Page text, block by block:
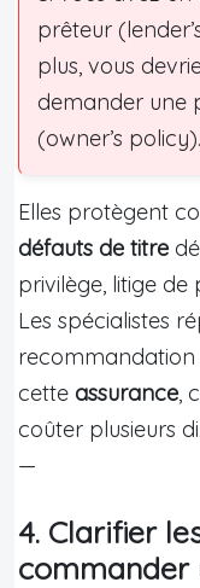
prêteur
plus, vous
demander une
(owner’s policy).
Elles protègent
défauts de titre
privilège, litige de
Les spécialistes
recommandation
cette assurance,
coûter plusieurs
—
4. Clarifier
commander